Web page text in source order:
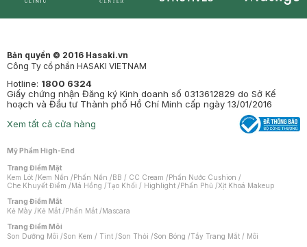
Bản quyền © 2016 Hasaki.vn
Công Ty cổ phần HASAKI VIETNAM
Hotline: 1800 6324
Giấy chứng nhận Đăng ký Kinh doanh số 0313612829 do Sở Kế
hoạch và Đầu tư Thành phố Hồ Chí Minh cấp ngày 13/01/2016
Xem tất cả cửa hàng
Mỹ Phẩm High-End
Trang Điểm Mặt
Kem Lót /Kem Nền /Phấn Nền /BB / CC Cream /Phấn Nước Cushion /
Che Khuyết Điểm /Má Hồng /Tạo Khối / Highlight /Phấn Phủ /Xịt Khoá Makeup
Trang Điểm Mắt
Kẻ Mày /Kẻ Mắt /Phấn Mắt /Mascara
Trang Điểm Môi
Son Dưỡng Môi /Son Kem / Tint /Son Thỏi /Son Bóng /Tẩy Trang Mắt / Môi